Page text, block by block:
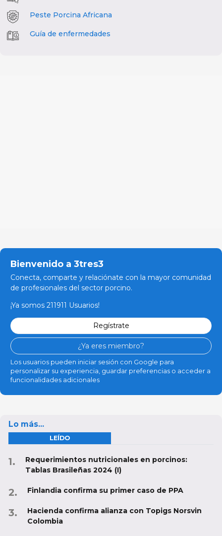
Peste Porcina Africana
Guía de enfermedades
Bienvenido a 3tres3
Conecta, comparte y relaciónate con la mayor comunidad
de profesionales del sector porcino.
¡Ya somos 211911 Usuarios!
Regístrate
¿Ya eres miembro?
Los usuarios pueden iniciar sesión con Google para
personalizar su experiencia, guardar preferencias o acceder a
funcionalidades adicionales
Lo más...
LEÍDO
Requerimientos nutricionales en porcinos:
Tablas Brasileñas 2024 (I)
Finlandia confirma su primer caso de PPA
Hacienda confirma alianza con Topigs Norsvin
Colombia